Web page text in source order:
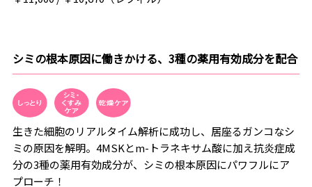
シミの根本原因に働きかける、3種の薬用有効成分を配合
生きた細胞のリアルタイム解析に成功し、居座るガンコなシ
ミの原因を解明。4MSKとm-トラネキサム酸に加え抗炎症成
分の3種の薬用有効成分が、シミの根本原因にパワフルにア
プローチ！